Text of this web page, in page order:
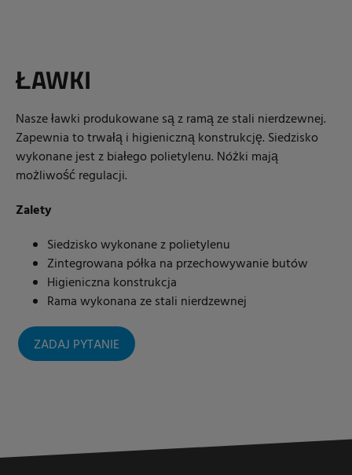
ŁAWKI
Nasze ławki produkowane są z ramą ze stali nierdzewnej.
Zapewnia to trwałą i higieniczną konstrukcję. Siedzisko
wykonane jest z białego polietylenu. Nóżki mają
możliwość regulacji.
Zalety
Siedzisko wykonane z polietylenu
Zintegrowana półka na przechowywanie butów
Higieniczna konstrukcja
Rama wykonana ze stali nierdzewnej
ZADAJ PYTANIE